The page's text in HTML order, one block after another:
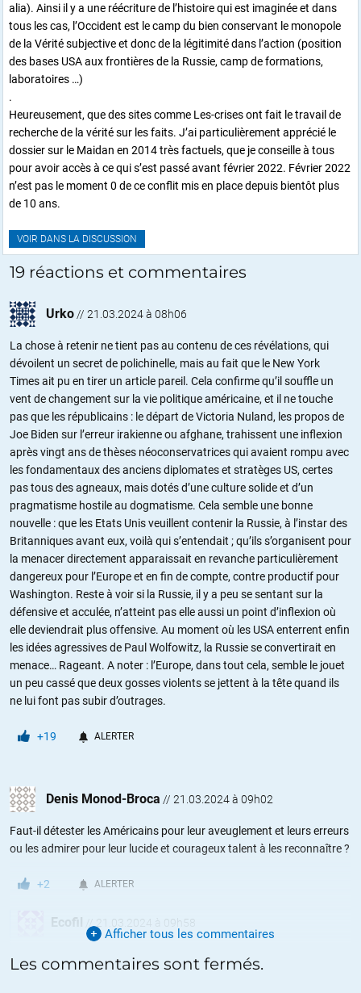
alia). Ainsi il y a une réécriture de l’histoire qui est imaginée et dans
tous les cas, l’Occident est le camp du bien conservant le monopole
de la Vérité subjective et donc de la légitimité dans l’action (position
des bases USA aux frontières de la Russie, camp de formations,
laboratoires …)
.
Heureusement, que des sites comme Les-crises ont fait le travail de
recherche de la vérité sur les faits. J’ai particulièrement apprécié le
dossier sur le Maidan en 2014 très factuels, que je conseille à tous
pour avoir accès à ce qui s’est passé avant février 2022. Février 2022
n’est pas le moment 0 de ce conflit mis en place depuis bientôt plus
de 10 ans.
VOIR DANS LA DISCUSSION
19 réactions et commentaires
Urko // 21.03.2024 à 08h06
La chose à retenir ne tient pas au contenu de ces révélations, qui
dévoilent un secret de polichinelle, mais au fait que le New York
Times ait pu en tirer un article pareil. Cela confirme qu’il souffle un
vent de changement sur la vie politique américaine, et il ne touche
pas que les républicains : le départ de Victoria Nuland, les propos de
Joe Biden sur l’erreur irakienne ou afghane, trahissent une inflexion
après vingt ans de thèses néoconservatrices qui avaient rompu avec
les fondamentaux des anciens diplomates et stratèges US, certes
pas tous des agneaux, mais dotés d’une culture solide et d’un
pragmatisme hostile au dogmatisme. Cela semble une bonne
nouvelle : que les Etats Unis veuillent contenir la Russie, à l’instar des
Britanniques avant eux, voilà qui s’entendait ; qu’ils s’organisent pour
la menacer directement apparaissait en revanche particulièrement
dangereux pour l’Europe et en fin de compte, contre productif pour
Washington. Reste à voir si la Russie, il y a peu se sentant sur la
défensive et acculée, n’atteint pas elle aussi un point d’inflexion où
elle deviendrait plus offensive. Au moment où les USA enterrent enfin
les idées agressives de Paul Wolfowitz, la Russie se convertirait en
menace… Rageant. A noter : l’Europe, dans tout cela, semble le jouet
un peu cassé que deux gosses violents se jettent à la tête quand ils
ne lui font pas subir d’outrages.
+19 ALERTER
Denis Monod-Broca // 21.03.2024 à 09h02
Faut-il détester les Américains pour leur aveuglement et leurs erreurs
ou les admirer pour leur lucide et courageux talent à les reconnaître ?
+2 ALERTER
Ecofil 21.03.2024 à 09h58
de l’Amérique est pacifiste et dénonce cette ingérence systématique
Afficher tous les commentaires
Les commentaires sont fermés.